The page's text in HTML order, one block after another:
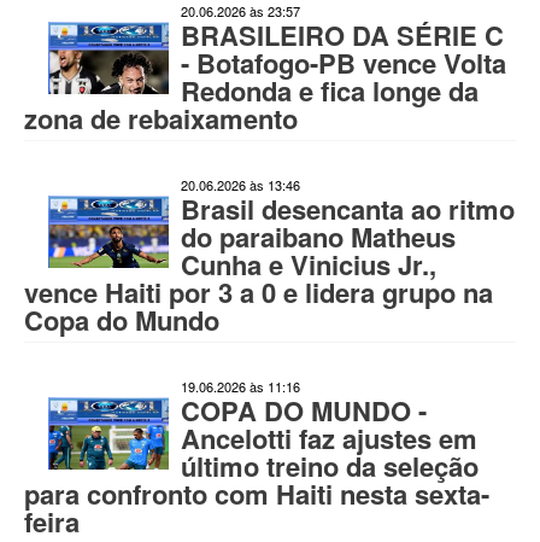
20.06.2026 às 23:57
BRASILEIRO DA SÉRIE C
- Botafogo-PB vence Volta
Redonda e fica longe da
zona de rebaixamento
20.06.2026 às 13:46
Brasil desencanta ao ritmo
do paraibano Matheus
Cunha e Vinicius Jr.,
vence Haiti por 3 a 0 e lidera grupo na
Copa do Mundo
19.06.2026 às 11:16
COPA DO MUNDO -
Ancelotti faz ajustes em
último treino da seleção
para confronto com Haiti nesta sexta-
feira